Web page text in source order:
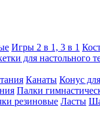
Игры 2 в 1, 3 в 1
для настольного
Канаты Конус
Палки
резиновые Ласты